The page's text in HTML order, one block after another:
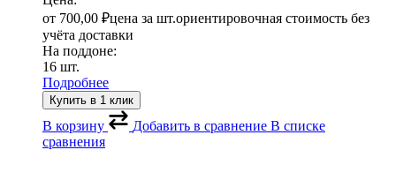
от 700,00 ₽цена за шт.ориентировочная стоимость без
учёта доставки
На поддоне:
16 шт.
Подробнее
Купить в 1 клик
В корзину Добавить в сравнение В списке
сравнения